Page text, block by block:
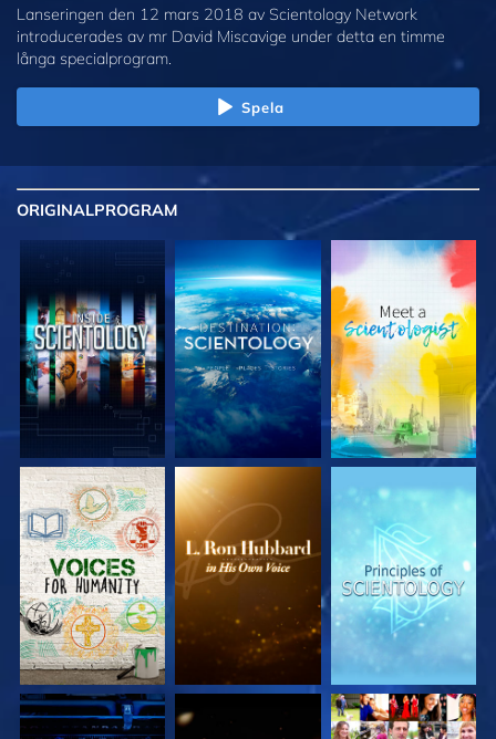
Lanseringen den 12 mars 2018 av Scientology Network
introducerades av mr David Miscavige under detta en timme
långa specialprogram.
Spela
ORIGINALPROGRAM
UTFORSKA
SERIEN
UTFORSKA
SERIEN
UTFORSKA
SERIEN